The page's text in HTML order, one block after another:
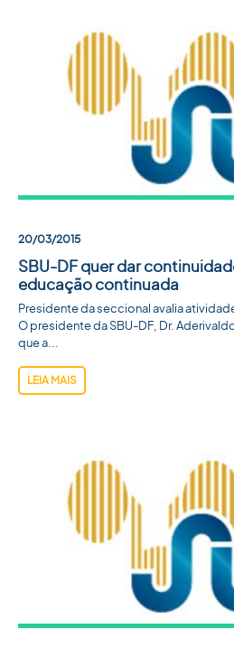
20/03/2015
SBU-DF quer dar
educação continuada
Presidente da seccional avalia
O presidente da SBU-DF, Dr.
que a...
LEIA MAIS